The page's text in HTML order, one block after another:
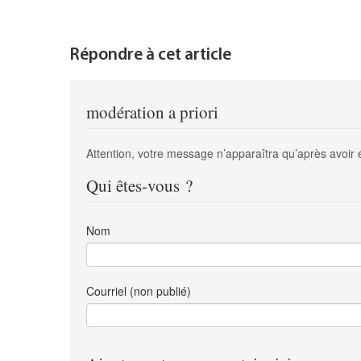
Répondre à cet article
modération a priori
Attention, votre message n’apparaîtra qu’après
Qui êtes-vous ?
Nom
Courriel (non publié)